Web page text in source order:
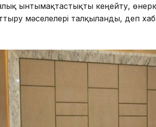
ынтымақтастықты кеңейту,
мәселелері талқыланды, деп